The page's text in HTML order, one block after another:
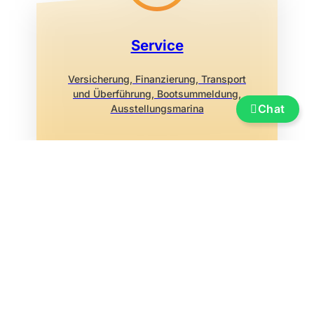
Service
Versicherung, Finanzierung, Transport
und Überführung, Bootsummeldung,
Ausstellungsmarina
Chat